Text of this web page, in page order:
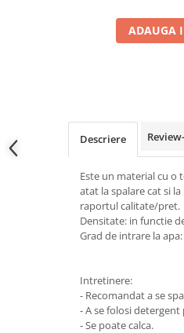
ADAUGA
Descriere
Este un material cu o
atat la spalare cat si
raportul calitate/pret.
Densitate: in functie
Grad de intrare la
Intretinere:
- Recomandat a se
- A se folosi
- Se poate calca.